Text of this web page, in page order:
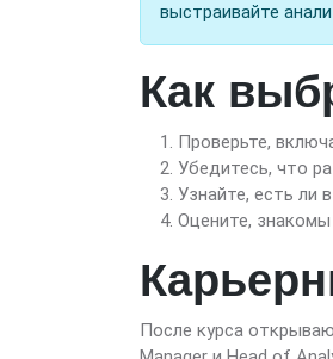
выстраивайте
Как
Проверьте,
Убедитесь, что
Узнайте, есть ли
Оцените, знакомы
После курса